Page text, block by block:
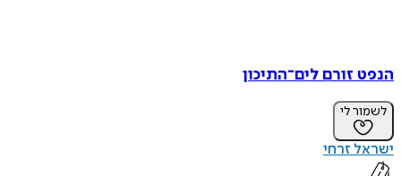
הנפט זורם לים־התיכון
לשמור לי
ישראל זרחי